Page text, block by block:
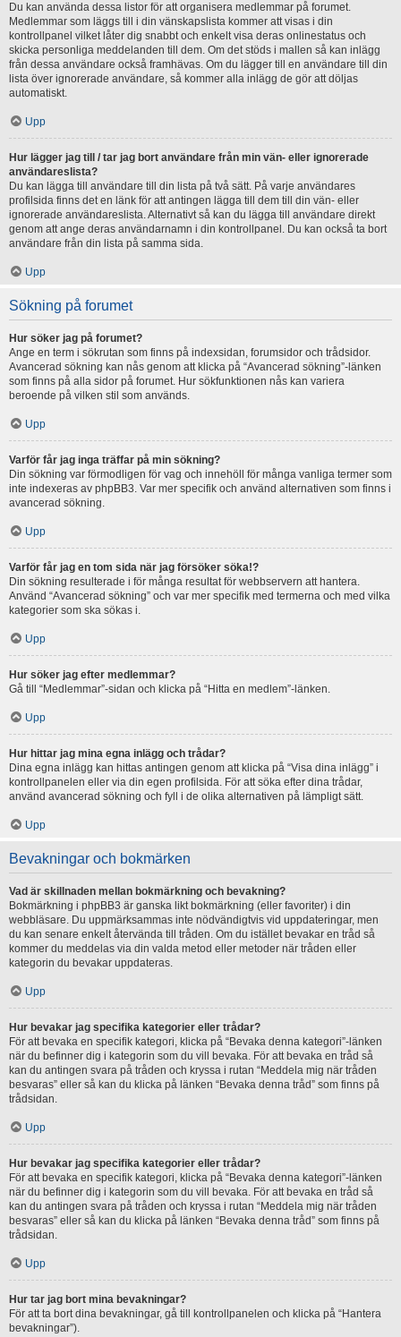
Du kan använda dessa listor för att organisera medlemmar på forumet.
Medlemmar som läggs till i din vänskapslista kommer att visas i din
kontrollpanel vilket låter dig snabbt och enkelt visa deras onlinestatus och
skicka personliga meddelanden till dem. Om det stöds i mallen så kan inlägg
från dessa användare också framhävas. Om du lägger till en användare till din
lista över ignorerade användare, så kommer alla inlägg de gör att döljas
automatiskt.
Upp
Hur lägger jag till / tar jag bort användare från min vän- eller ignorerade
användareslista?
Du kan lägga till användare till din lista på två sätt. På varje användares
profilsida finns det en länk för att antingen lägga till dem till din vän- eller
ignorerade användareslista. Alternativt så kan du lägga till användare direkt
genom att ange deras användarnamn i din kontrollpanel. Du kan också ta bort
användare från din lista på samma sida.
Upp
Sökning på forumet
Hur söker jag på forumet?
Ange en term i sökrutan som finns på indexsidan, forumsidor och trådsidor.
Avancerad sökning kan nås genom att klicka på “Avancerad sökning”-länken
som finns på alla sidor på forumet. Hur sökfunktionen nås kan variera
beroende på vilken stil som används.
Upp
Varför får jag inga träffar på min sökning?
Din sökning var förmodligen för vag och innehöll för många vanliga termer som
inte indexeras av phpBB3. Var mer specifik och använd alternativen som finns i
avancerad sökning.
Upp
Varför får jag en tom sida när jag försöker söka!?
Din sökning resulterade i för många resultat för webbservern att hantera.
Använd “Avancerad sökning” och var mer specifik med termerna och med vilka
kategorier som ska sökas i.
Upp
Hur söker jag efter medlemmar?
Gå till “Medlemmar”-sidan och klicka på “Hitta en medlem”-länken.
Upp
Hur hittar jag mina egna inlägg och trådar?
Dina egna inlägg kan hittas antingen genom att klicka på “Visa dina inlägg” i
kontrollpanelen eller via din egen profilsida. För att söka efter dina trådar,
använd avancerad sökning och fyll i de olika alternativen på lämpligt sätt.
Upp
Bevakningar och bokmärken
Vad är skillnaden mellan bokmärkning och bevakning?
Bokmärkning i phpBB3 är ganska likt bokmärkning (eller favoriter) i din
webbläsare. Du uppmärksammas inte nödvändigtvis vid uppdateringar, men
du kan senare enkelt återvända till tråden. Om du istället bevakar en tråd så
kommer du meddelas via din valda metod eller metoder när tråden eller
kategorin du bevakar uppdateras.
Upp
Hur bevakar jag specifika kategorier eller trådar?
För att bevaka en specifik kategori, klicka på “Bevaka denna kategori”-länken
när du befinner dig i kategorin som du vill bevaka. För att bevaka en tråd så
kan du antingen svara på tråden och kryssa i rutan “Meddela mig när tråden
besvaras” eller så kan du klicka på länken “Bevaka denna tråd” som finns på
trådsidan.
Upp
Hur bevakar jag specifika kategorier eller trådar?
För att bevaka en specifik kategori, klicka på “Bevaka denna kategori”-länken
när du befinner dig i kategorin som du vill bevaka. För att bevaka en tråd så
kan du antingen svara på tråden och kryssa i rutan “Meddela mig när tråden
besvaras” eller så kan du klicka på länken “Bevaka denna tråd” som finns på
trådsidan.
Upp
Hur tar jag bort mina bevakningar?
För att ta bort dina bevakningar, gå till kontrollpanelen och klicka på “Hantera
bevakningar”).